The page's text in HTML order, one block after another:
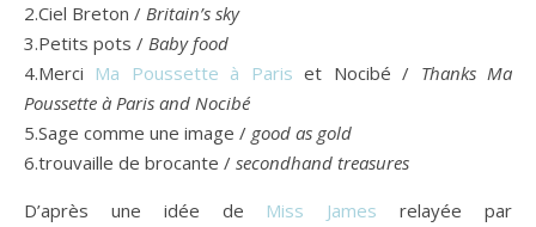
2.Ciel Breton / Britain’s sky
3.Petits pots / Baby food
4.Merci Ma Poussette à Paris et Nocibé / Thanks Ma
Poussette à Paris and Nocibé
5.Sage comme une image / good as gold
6.trouvaille de brocante / secondhand treasures
D’après une idée de Miss James relayée par